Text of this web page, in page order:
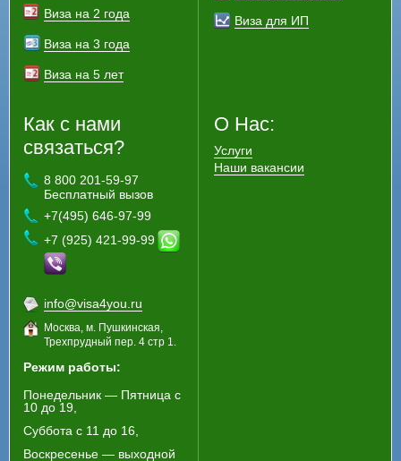
Виза на 2 года
Виза на 3 года
Виза на 5 лет
Виза для ИП
Как с нами
связаться?
8 800 201-59-97
Бесплатный вызов
+7(495) 646-97-99
+7 (925) 421-99-99
info@visa4you.ru
Москва, м. Пушкинская,
Трехпрудный пер. 4 стр 1.
Режим работы:
Понедельник — Пятница с
10 до 19,
Суббота с 11 до 16,
Воскресенье — выходной
О Нас:
Услуги
Наши вакансии